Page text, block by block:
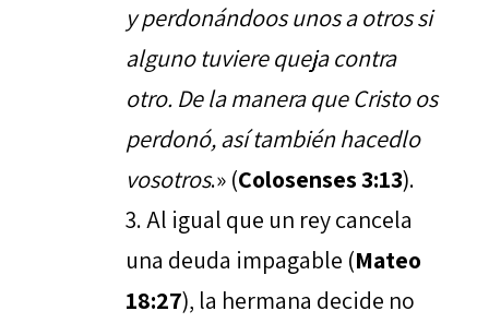
y perdonándoos unos a otros si
alguno tuviere queja contra
otro. De la manera que Cristo os
perdonó, así también hacedlo
vosotros.» (Colosenses 3:13).
Al igual que un rey cancela
una deuda impagable (Mateo
18:27), la hermana decide no